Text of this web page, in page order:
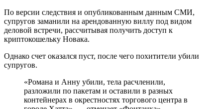
По версии следствия и опубликованным данным СМИ,
супругов заманили на арендованную виллу под видом
деловой встречи, рассчитывая получить доступ к
криптокошельку Новака.
Однако счет оказался пуст, после чего похитители убили
супругов.
«Романа и Анну убили, тела расчленили,
разложили по пакетам и оставили в разных
контейнерах в окрестностях торгового центра в